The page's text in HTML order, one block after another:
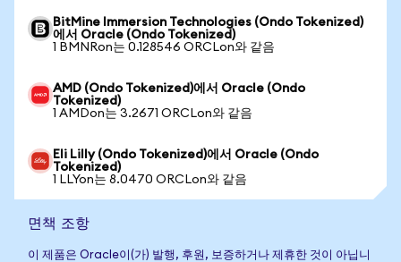
BitMine Immersion Technologies (Ondo Tokenized)
에서 Oracle (Ondo Tokenized)
1 BMNRon는 0.128546 ORCLon와 같음
AMD (Ondo Tokenized)에서 Oracle (Ondo
Tokenized)
1 AMDon는 3.2671 ORCLon와 같음
Eli Lilly (Ondo Tokenized)에서 Oracle (Ondo
Tokenized)
1 LLYon는 8.0470 ORCLon와 같음
면책 조항
이 제품은 Oracle이(가) 발행, 후원, 보증하거나 제휴한 것이 아닙니